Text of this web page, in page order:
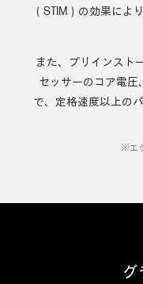
（STIM）の効果によ
また、プリインスト
セッサーのコア電圧
で、 定格速度以上の
※エ
グ